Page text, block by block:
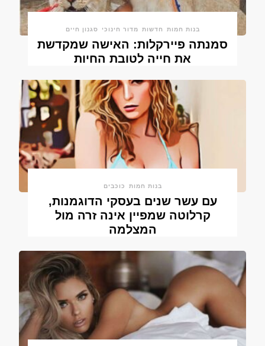
בנות חמות חדשות מדור חינוכי סגנון חיים
סמנתה פיירקלות: האישה שמקדשת
את חייה לטובת החיות
בנות חמות כוכבים
עם עשר שנים בעסקי הדוגמנות,
קרלוטה שמפיין אינה זרה מול
המצלמה